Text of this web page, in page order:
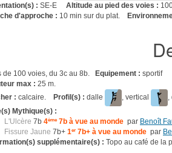
: SE-E Altitude au pied des voies :
d'approche : 10 min sur du plat.
de 100 voies, du 3c au 8b. Equipement : sportif
max : 25 m.
: calcaire. Profil(s) : dalle , vertical ,
Mythique(s) :
L'Ulcère 7b 4ème7b à vue au monde par Benoît
Fissure Jaune 7b+ 1er 7b+ à vue au monde par
supplémentaire(s) : Topo au café de la